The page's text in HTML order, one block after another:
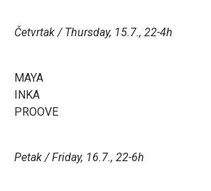
Četvrtak / Thursday, 15.7., 22-4h
MAYA
INKA
PROOVE
Petak / Friday, 16.7., 22-6h